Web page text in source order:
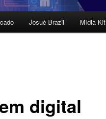
Josué Brazil Mídia Kit
digital